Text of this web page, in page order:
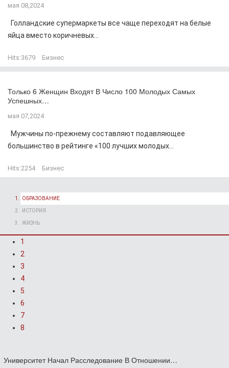
мая 08,2024
Голландские супермаркеты все чаще переходят на белые
яйца вместо коричневых...
Hits:3679 Бизнес
Только 6 Женщин Входят В Число 100 Молодых Самых
Успешных…
мая 07,2024
Мужчины по-прежнему составляют подавляющее
большинство в рейтинге «100 лучших молодых...
Hits:2254 Бизнес
ОБРАЗОВАНИЕ
ИСТОРИЯ
ЖИЗНЬ
1
2
3
4
5
6
7
8
Университет Начал Расследование В Отношении…